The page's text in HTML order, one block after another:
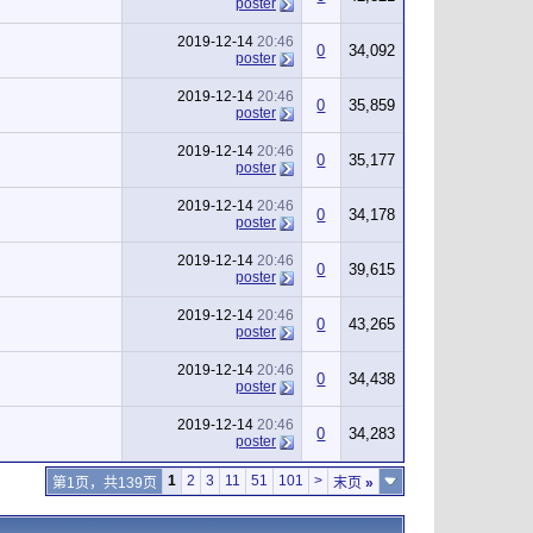
poster
2019-12-14 20:46
poster
0 34,092
2019-12-14 20:46
poster
0 35,859
2019-12-14 20:46
poster
0 35,177
2019-12-14 20:46
poster
0 34,178
2019-12-14 20:46
poster
0 39,615
2019-12-14 20:46
poster
0 43,265
2019-12-14 20:46
poster
0 34,438
2019-12-14 20:46
poster
0 34,283
第1页，共139页 1 2 3 11 51 101 > 末页 »